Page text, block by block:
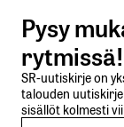
Lähetä
Pysy
rytmissä!
SR-uutiskirje on
talouden
sisällöt kolmesti